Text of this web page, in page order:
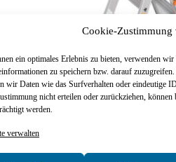
Cookie-Zustimmung
ein optimales Erlebnis zu bieten, verwenden
zu speichern bzw. darauf
wir Daten wie das Surfverhalten oder eindeutige
nicht erteilen oder zurückziehen,
werden.
verwalten